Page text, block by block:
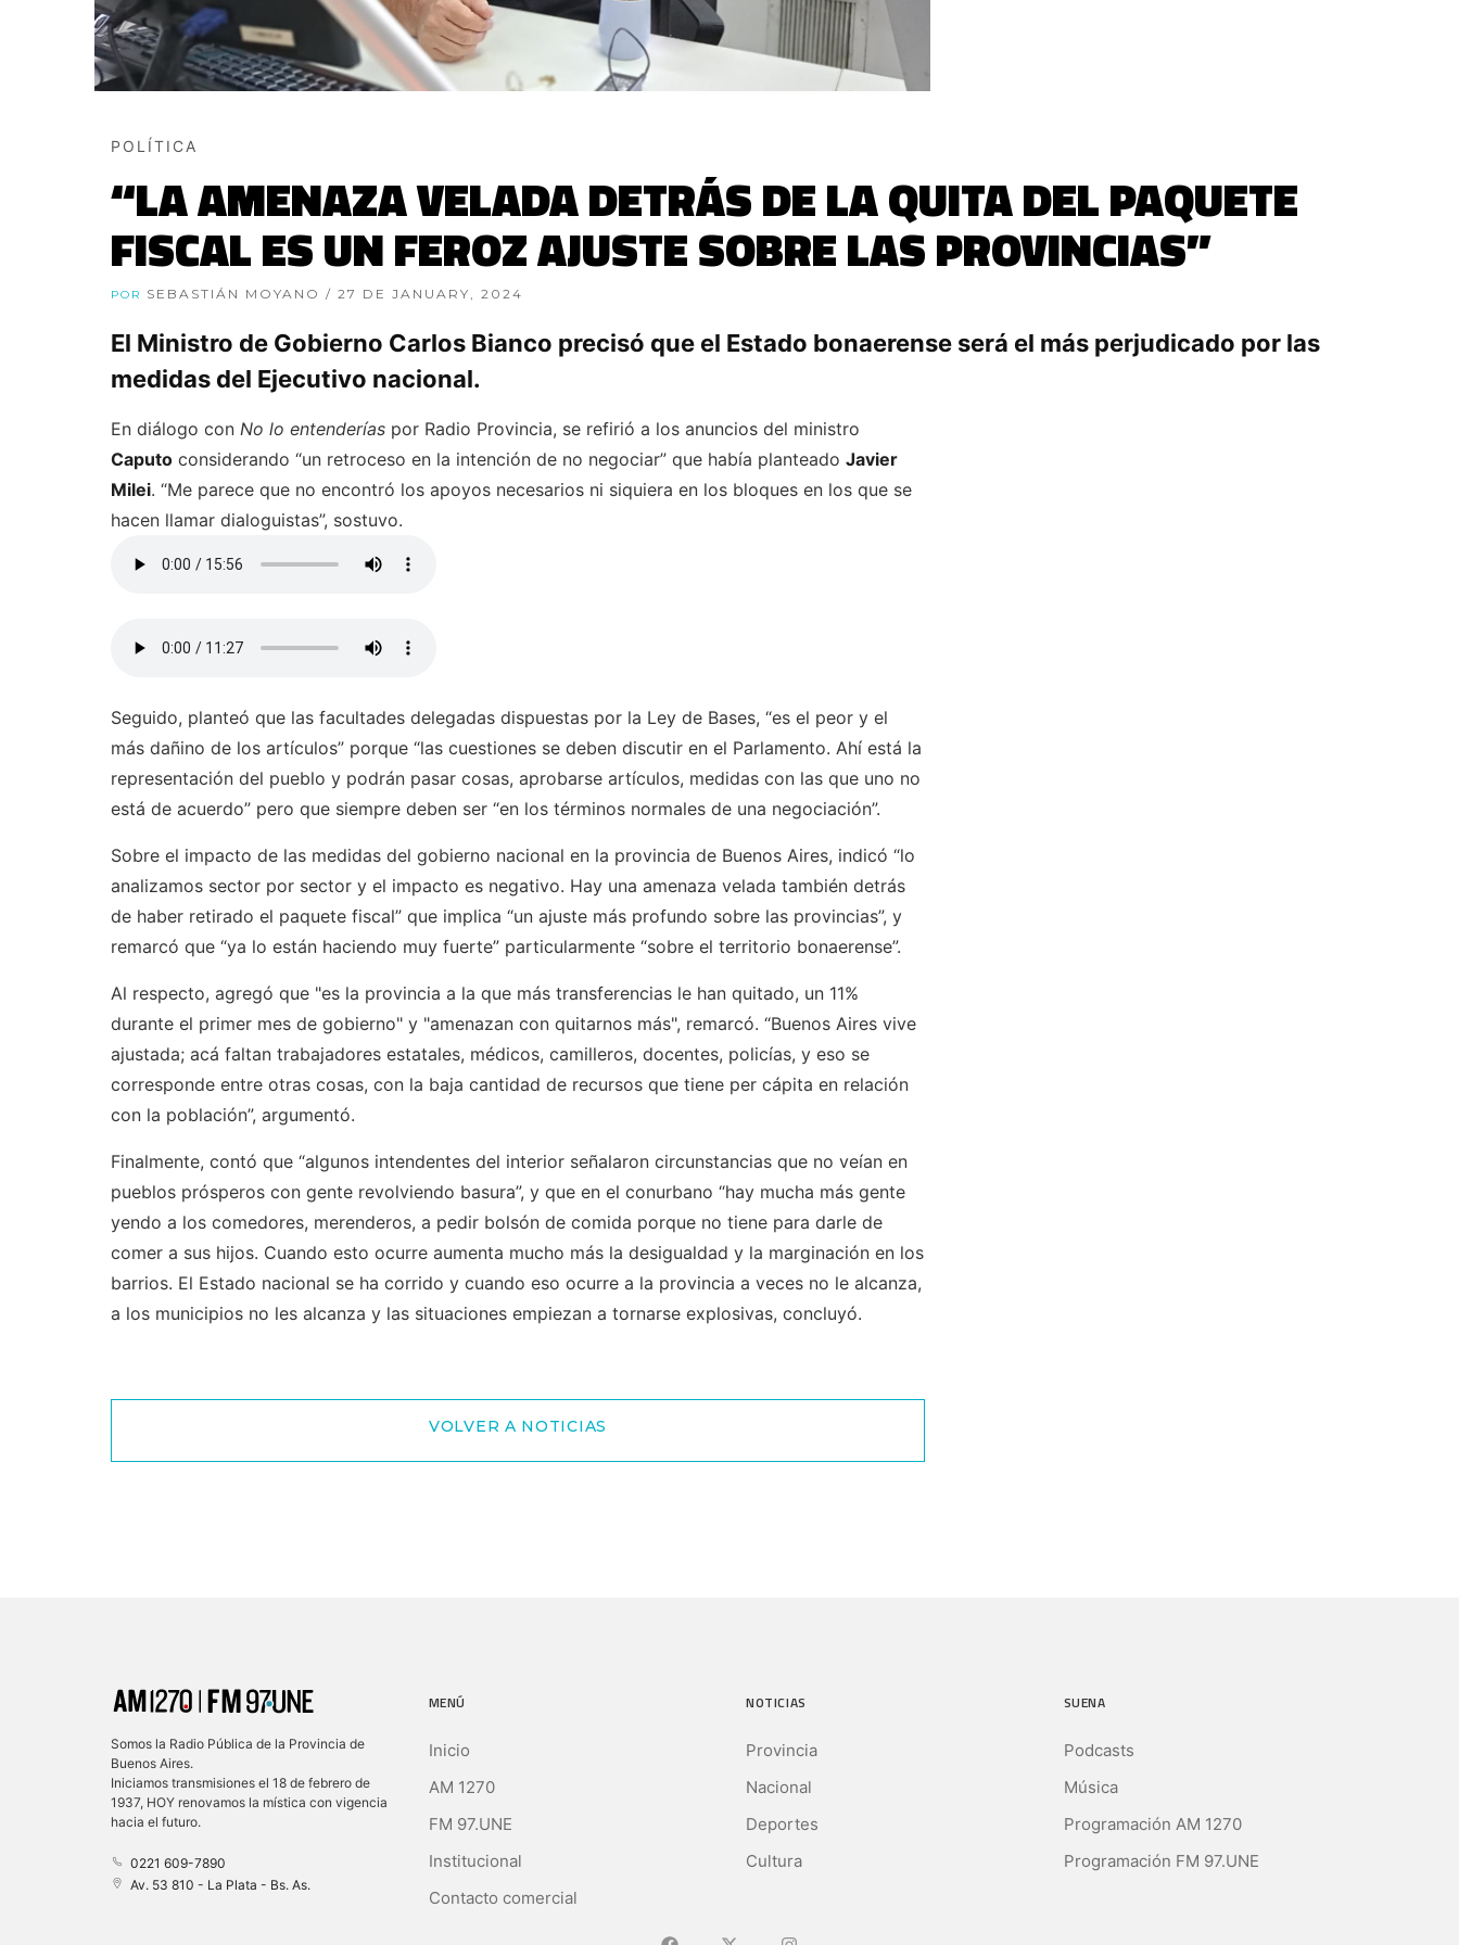
POLÍTICA
“LA AMENAZA VELADA DETRÁS DE LA QUITA DEL PAQUETE
FISCAL ES UN FEROZ AJUSTE SOBRE LAS PROVINCIAS”
POR SEBASTIÁN MOYANO / 27 DE JANUARY, 2024
El Ministro de Gobierno Carlos Bianco precisó que el Estado bonaerense será el más perjudicado por las
medidas del Ejecutivo nacional.
En diálogo con No lo entenderías por Radio Provincia, se refirió a los anuncios del ministro
Caputo considerando “un retroceso en la intención de no negociar” que había planteado Javier
Milei. “Me parece que no encontró los apoyos necesarios ni siquiera en los bloques en los que se
hacen llamar dialoguistas”, sostuvo.
Seguido, planteó que las facultades delegadas dispuestas por la Ley de Bases, “es el peor y el
más dañino de los artículos” porque “las cuestiones se deben discutir en el Parlamento. Ahí está la
representación del pueblo y podrán pasar cosas, aprobarse artículos, medidas con las que uno no
está de acuerdo” pero que siempre deben ser “en los términos normales de una negociación”.
Sobre el impacto de las medidas del gobierno nacional en la provincia de Buenos Aires, indicó “lo
analizamos sector por sector y el impacto es negativo. Hay una amenaza velada también detrás
de haber retirado el paquete fiscal” que implica “un ajuste más profundo sobre las provincias”, y
remarcó que “ya lo están haciendo muy fuerte” particularmente “sobre el territorio bonaerense”.
Al respecto, agregó que "es la provincia a la que más transferencias le han quitado, un 11%
durante el primer mes de gobierno" y "amenazan con quitarnos más", remarcó. “Buenos Aires vive
ajustada; acá faltan trabajadores estatales, médicos, camilleros, docentes, policías, y eso se
corresponde entre otras cosas, con la baja cantidad de recursos que tiene per cápita en relación
con la población”, argumentó.
Finalmente, contó que “algunos intendentes del interior señalaron circunstancias que no veían en
pueblos prósperos con gente revolviendo basura”, y que en el conurbano “hay mucha más gente
yendo a los comedores, merenderos, a pedir bolsón de comida porque no tiene para darle de
comer a sus hijos. Cuando esto ocurre aumenta mucho más la desigualdad y la marginación en los
barrios. El Estado nacional se ha corrido y cuando eso ocurre a la provincia a veces no le alcanza,
a los municipios no les alcanza y las situaciones empiezan a tornarse explosivas, concluyó.
VOLVER A NOTICIAS
Somos la Radio Pública de la Provincia de
Buenos Aires.
Iniciamos transmisiones el 18 de febrero de
1937, HOY renovamos la mística con vigencia
hacia el futuro.
0221 609-7890
Av. 53 810 - La Plata - Bs. As.
MENÚ
Inicio
AM 1270
FM 97.UNE
Institucional
Contacto comercial
NOTICIAS
Provincia
Nacional
Deportes
Cultura
SUENA
Podcasts
Música
Programación AM 1270
Programación FM 97.UNE